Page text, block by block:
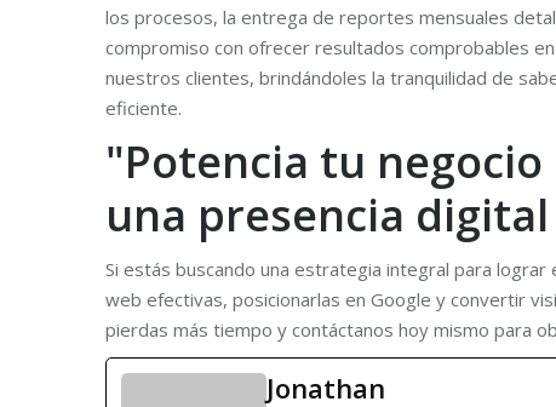
los procesos, la entrega de reportes mensuales
compromiso con ofrecer resultados comprobables
nuestros clientes, brindándoles la tranquilidad de
eficiente.
"Potencia tu
una presencia
Si estás buscando una estrategia integral para
web efectivas, posicionarlas en Google y convertir
pierdas más tiempo y contáctanos hoy mismo para
Jonathan